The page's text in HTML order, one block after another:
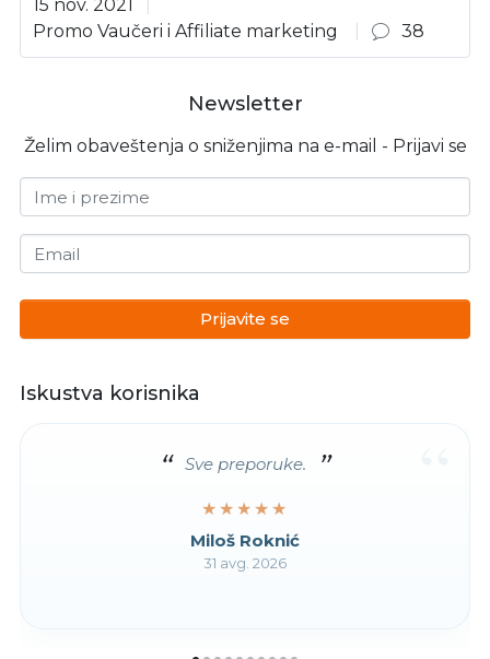
15 nov. 2021
Promo Vaučeri i Affiliate marketing
38
Newsletter
Želim obaveštenja o sniženjima na e-mail - Prijavi se
Ime i prezime
Email
Prijavite se
Iskustva korisnika
Sve preporuke.
★★★★★
★★★★★
Miloš Roknić
31 avg. 2026